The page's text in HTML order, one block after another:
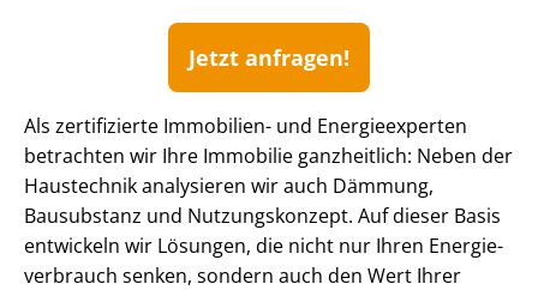
Jetzt anfragen!
Als zertifizierte Immobilien- und Energieexperten
betrachten wir Ihre Immobilie ganzheitlich: Neben der
Haustechnik analysieren wir auch Dämmung,
Bausubstanz und Nutzungskonzept. Auf dieser Basis
entwickeln wir Lösungen, die nicht nur Ihren En­er­gie­
ver­brauch senken, sondern auch den Wert Ihrer